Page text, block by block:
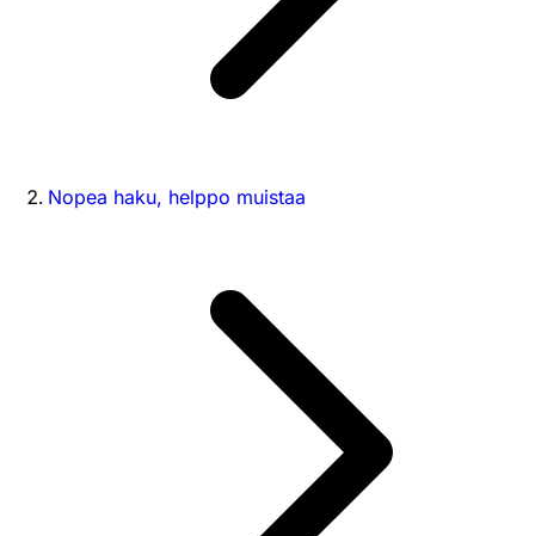
Nopea haku, helppo muistaa